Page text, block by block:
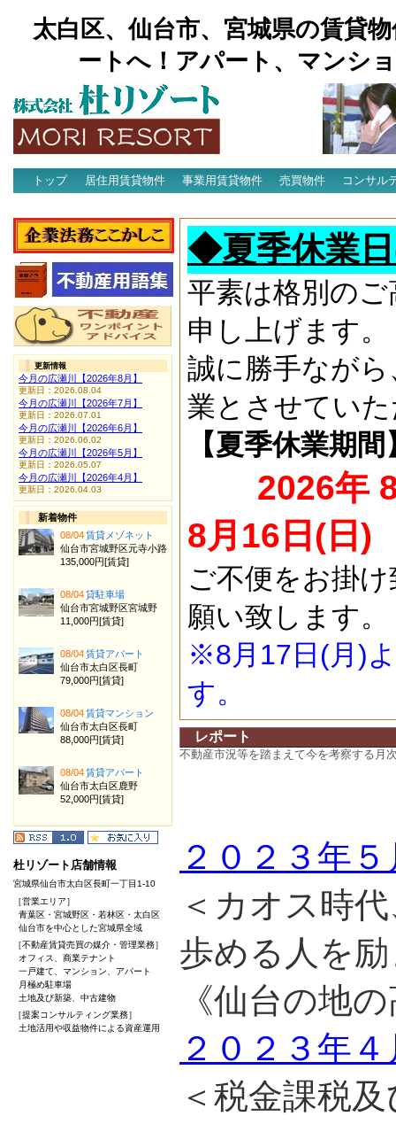
太白区、仙台市、宮城県の賃貸
ートへ！アパート、マンシ
トップ 居住用賃貸物件 事業用賃貸物件 売買物件
コンサル
◆夏季休業
平素は格別の
申し上げます。
誠に勝手なが
業とさせてい
【夏季休業期間
2026年
8月16日(日)
ご不便をお掛
願い致します。
※8月17日(月)
す。
レポート
不動産市況等を踏まえて今を考察する月
２０２３年
＜カオス時
歩める人を
《仙台の地
２０２３年
＜税金課税
更新情報
今月の広瀬川【2026年8月】
更新日：2026.08.04
今月の広瀬川【2026年7月】
更新日：2026.07.01
今月の広瀬川【2026年6月】
更新日：2026.06.02
今月の広瀬川【2026年5月】
更新日：2026.05.07
今月の広瀬川【2026年4月】
更新日：2026.04.03
新着物件
08/04賃貸メゾネット
仙台市宮城野区元寺小路
135,000円[賃貸]
08/04貸駐車場
仙台市宮城野区宮城野
11,000円[賃貸]
08/04賃貸アパート
仙台市太白区長町
79,000円[賃貸]
08/04賃貸マンション
仙台市太白区長町
88,000円[賃貸]
08/04賃貸アパート
仙台市太白区鹿野
52,000円[賃貸]
杜リゾート店舗情報
宮城県仙台市太白区長町一丁目1-10
［営業エリア］
青葉区・宮城野区・若林区・太白区
仙台市を中心とした宮城県全域
［不動産賃貸売買の媒介・管理業務］
オフィス、商業テナント
一戸建て、マンション、アパート
月極め駐車場
土地及び新築、中古建物
［提案コンサルティング業務］
土地活用や収益物件による資産運用